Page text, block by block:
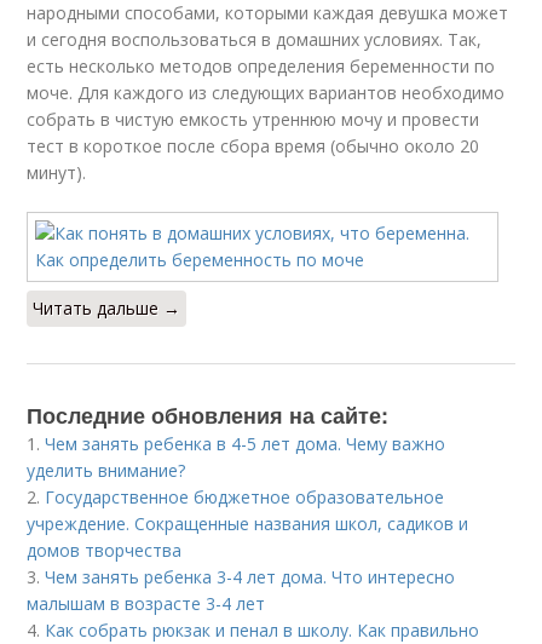
народными способами, которыми каждая девушка может
и сегодня воспользоваться в домашних условиях. Так,
есть несколько методов определения беременности по
моче. Для каждого из следующих вариантов необходимо
собрать в чистую емкость утреннюю мочу и провести
тест в короткое после сбора время (обычно около 20
минут).
Читать дальше →
Последние обновления на сайте:
1.Чем занять ребенка в 4-5 лет дома. Чему важно
уделить внимание?
2. Государственное бюджетное образовательное
учреждение. Сокращенные названия школ, садиков и
домов творчества
3.Чем занять ребенка 3-4 лет дома. Что интересно
малышам в возрасте 3-4 лет
4. Как собрать рюкзак и пенал в школу. Как правильно